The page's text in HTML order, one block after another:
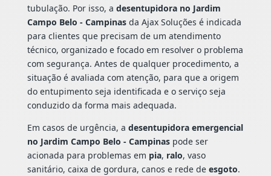
tubulação. Por isso, a desentupidora no Jardim
Campo Belo - Campinasda Ajax Soluções é indicada
para clientes que precisam de um atendimento
técnico, organizado e focado em resolver o problema
com segurança. Antes de qualquer procedimento, a
situação é avaliada com atenção, para que a origem
do entupimento seja identificada e o serviço seja
conduzido da forma mais adequada.
Em casos de urgência, a desentupidora emergencial
no Jardim Campo Belo - Campinaspode ser
acionada para problemas em pia, ralo, vaso
sanitário, caixa de gordura, canos e rede de esgoto.